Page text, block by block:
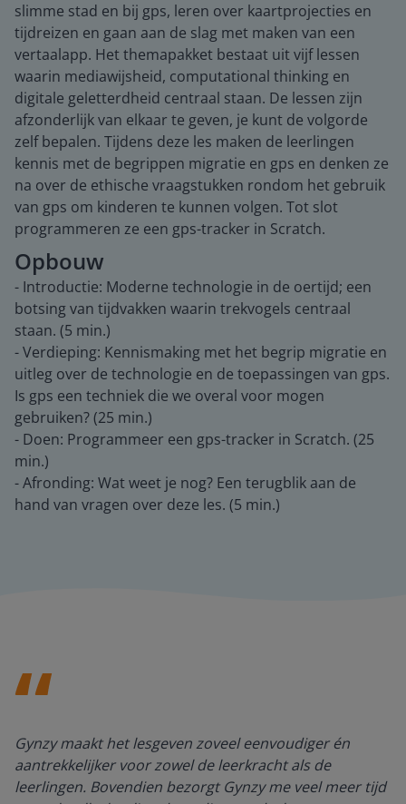
slimme stad en bij gps, leren over kaartprojecties en
tijdreizen en gaan aan de slag met maken van een
vertaalapp. Het themapakket bestaat uit vijf lessen
waarin mediawijsheid, computational thinking en
digitale geletterdheid centraal staan. De lessen zijn
afzonderlijk van elkaar te geven, je kunt de volgorde
zelf bepalen. Tijdens deze les maken de leerlingen
kennis met de begrippen migratie en gps en denken ze
na over de ethische vraagstukken rondom het gebruik
van gps om kinderen te kunnen volgen. Tot slot
programmeren ze een gps-tracker in Scratch.
Opbouw
- Introductie: Moderne technologie in de oertijd; een
botsing van tijdvakken waarin trekvogels centraal
staan. (5 min.)
- Verdieping: Kennismaking met het begrip migratie en
uitleg over de technologie en de toepassingen van gps.
Is gps een techniek die we overal voor mogen
gebruiken? (25 min.)
- Doen: Programmeer een gps-tracker in Scratch. (25
min.)
- Afronding: Wat weet je nog? Een terugblik aan de
hand van vragen over deze les. (5 min.)
Gynzy maakt het lesgeven zoveel eenvoudiger én
aantrekkelijker voor zowel de leerkracht als de
leerlingen. Bovendien bezorgt Gynzy me veel meer tijd